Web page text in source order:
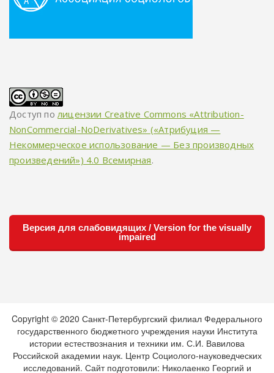
Доступ полицензии Creative Commons «Attribution-
NonCommercial-NoDerivatives» («Атрибуция —
Некоммерческое использование — Без производных
произведений») 4.0 Всемирная.
Версия для слабовидящих / Version for the visually
impaired
Copyright © 2020 Санкт-Петербургский филиал Федерального
государственного бюджетного учреждения науки Института
истории естествознания и техники им. С.И. Вавилова
Российской академии наук. Центр Социолого-науковедческих
исследований. Сайт подготовили: Николаенко Георгий и